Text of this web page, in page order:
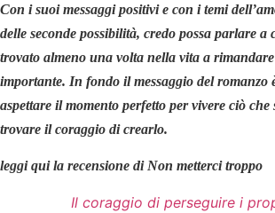
Con i suoi messaggi positivi e con i temi
delle seconde possibilità, credo possa parlare a
trovato almeno una volta nella vita a
importante. In fondo il messaggio del romanzo
aspettare il momento perfetto per vivere ciò
trovare il coraggio di crearlo.
leggi qui la recensione di Non metterci troppo
Il coraggio di perseguire i